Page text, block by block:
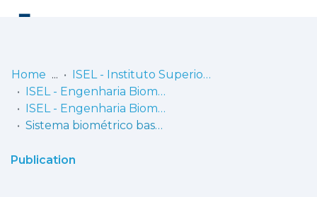
Communities
& Collections
Home
ISEL - Instituto Superior de Engenharia de Lisboa
ISEL - Engenharia Biomédica
ISEL - Engenharia Biomédica - Dissertações de Mestrado
Sistema biométrico baseado em eletrocardiografia e impressão digital
Publication